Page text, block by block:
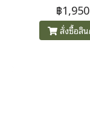
฿1,950
สั่งซื้อสิ